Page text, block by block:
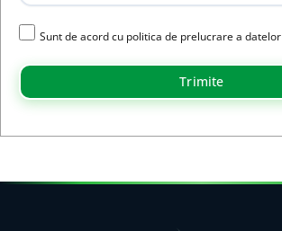
Sunt de acord cu politica de prelucrare a datelor
Trimite